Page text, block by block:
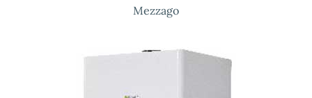
Mezzago